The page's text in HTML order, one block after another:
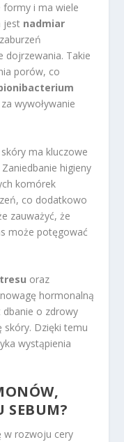
formy i ma wiele
jest nadmiar
dojrzewania. Takie
porów, co
wywoływanie
ma kluczowe
higieny
komórek
co dodatkowo
zauważyć, że
może potęgować
oraz
hormonalną
o zdrowy
skóry. Dzięki temu
wystąpienia
SEBUM?
w rozwoju cery